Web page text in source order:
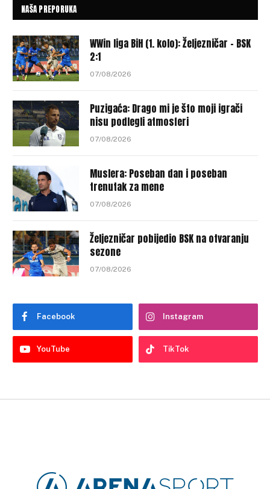
NAŠA PREPORUKA
WWin liga BiH (1. kolo): Željezničar – BSK
2:1
07/08/2026
Puzigaća: Drago mi je što moji igrači
nisu podlegli atmosferi
07/08/2026
Muslera: Poseban dan i poseban
trenutak za mene
07/08/2026
Željezničar pobijedio BSK na otvaranju
sezone
07/08/2026
Facebook Instagram
YouTube TikTok